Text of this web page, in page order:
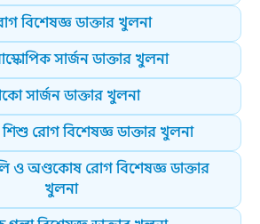
বিশেষজ্ঞ ডাক্তার খুলনা
সার্জন ডাক্তার খুলনা
সার্জন ডাক্তার খুলনা
রোগ বিশেষজ্ঞ ডাক্তার খুলনা
ও অণ্ডকোষ রোগ বিশেষজ্ঞ ডাক্তার
খুলনা